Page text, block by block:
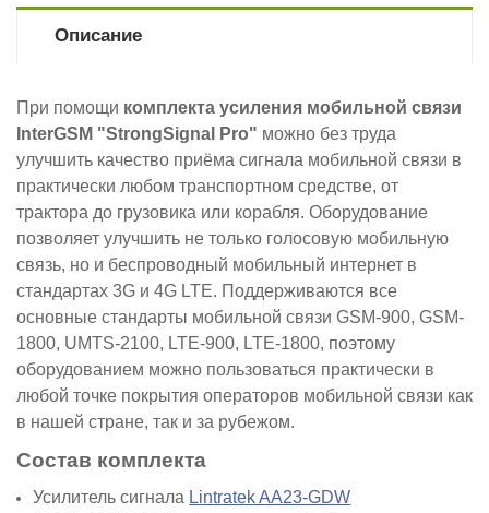
Описание
При помощи комплекта усиления мобильной связи
InterGSM "StrongSignal Pro" можно без труда
улучшить качество приёма сигнала мобильной связи в
практически любом транспортном средстве, от
трактора до грузовика или корабля. Оборудование
позволяет улучшить не только голосовую мобильную
связь, но и беспроводный мобильный интернет в
стандартах 3G и 4G LTE. Поддерживаются все
основные стандарты мобильной связи GSM-900, GSM-
1800, UMTS-2100, LTE-900, LTE-1800, поэтому
оборудованием можно пользоваться практически в
любой точке покрытия операторов мобильной связи как
в нашей стране, так и за рубежом.
Состав комплекта
Усилитель сигнала Lintratek AA23-GDW